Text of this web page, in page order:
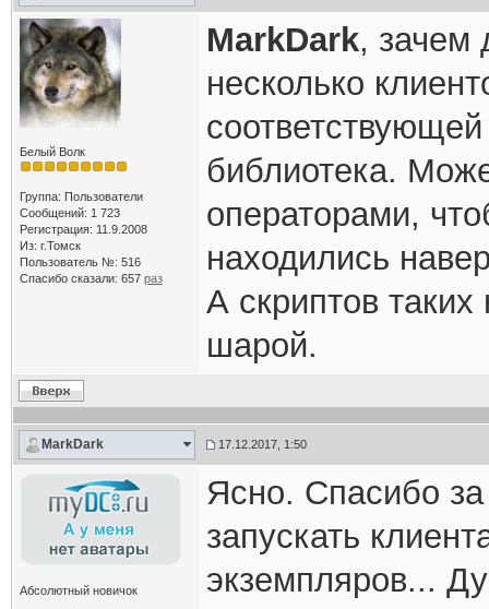
Белый Волк
Группа: Пользователи
Сообщений: 1 723
Регистрация: 11.9.2008
Из: г.Томск
Пользователь №: 516
Спасибо сказали: 657 раз
MarkDark, зачем
несколько
библиотека.
операторами,
находились
А скриптов
шарой.
MarkDark 17.12.2017, 1:50
Абсолютный новичок
Ясно. Спасибо за
запускать
экземпляров...